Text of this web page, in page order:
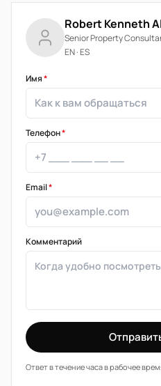
Robert Kenneth
Senior Property
EN · ES
Имя*
Телефон*
Email*
Комментарий
Ответ в течение часа в рабочее